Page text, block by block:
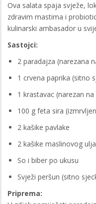
Ova salata spaja svježe,
zdravim mastima i
kulinarski ambasador u
Sastojci:
2 paradajza (narezana
1 crvena paprika (sitno
1 krastavac (narezan
100 g feta sira
2 kašike pavlake
2 kašike maslinovog ulja
So i biber po ukusu
Svježi peršun (sitno
Priprema: